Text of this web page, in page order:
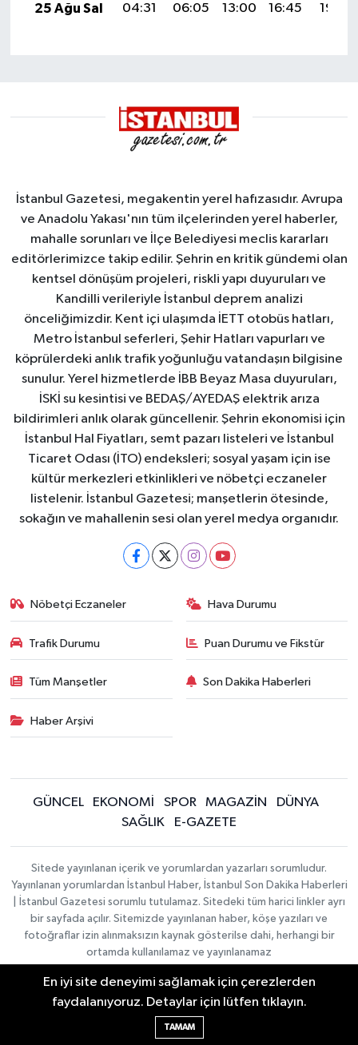
25 Ağu Sal
04:31 06:05 13:00 16:45 19:46
İstanbul Gazetesi, megakentin yerel hafızasıdır. Avrupa
ve Anadolu Yakası'nın tüm ilçelerinden yerel haberler,
mahalle sorunları ve İlçe Belediyesi meclis kararları
editörlerimizce takip edilir. Şehrin en kritik gündemi olan
kentsel dönüşüm projeleri, riskli yapı duyuruları ve
Kandilli verileriyle İstanbul deprem analizi
önceliğimizdir. Kent içi ulaşımda İETT otobüs hatları,
Metro İstanbul seferleri, Şehir Hatları vapurları ve
köprülerdeki anlık trafik yoğunluğu vatandaşın bilgisine
sunulur. Yerel hizmetlerde İBB Beyaz Masa duyuruları,
İSKİ su kesintisi ve BEDAŞ/AYEDAŞ elektrik arıza
bildirimleri anlık olarak güncellenir. Şehrin ekonomisi için
İstanbul Hal Fiyatları, semt pazarı listeleri ve İstanbul
Ticaret Odası (İTO) endeksleri; sosyal yaşam için ise
kültür merkezleri etkinlikleri ve nöbetçi eczaneler
listelenir. İstanbul Gazetesi; manşetlerin ötesinde,
sokağın ve mahallenin sesi olan yerel medya organıdır.
Nöbetçi Eczaneler Hava Durumu
Trafik Durumu Puan Durumu ve Fikstür
Tüm Manşetler Son Dakika Haberleri
Haber Arşivi
GÜNCEL EKONOMİ SPOR MAGAZİN
DÜNYA
SAĞLIK
E-GAZETE
Sitede yayınlanan içerik ve yorumlardan yazarları sorumludur.
Yayınlanan yorumlardan İstanbul Haber, İstanbul Son Dakika Haberleri
| İstanbul Gazetesi sorumlu tutulamaz. Sitedeki tüm harici linkler ayrı
bir sayfada açılır. Sitemizde yayınlanan haber, köşe yazıları ve
fotoğraflar izin alınmaksızın kaynak gösterilse dahi, herhangi bir
ortamda kullanılamaz ve yayınlanamaz
İletişim
Künye
Haber Yazılımı:TE Bilişim|
Copyright © 2026
En iyi site deneyimi sağlamak için çerezlerden
faydalanıyoruz. Detaylar için lütfen tıklayın.
TAMAM